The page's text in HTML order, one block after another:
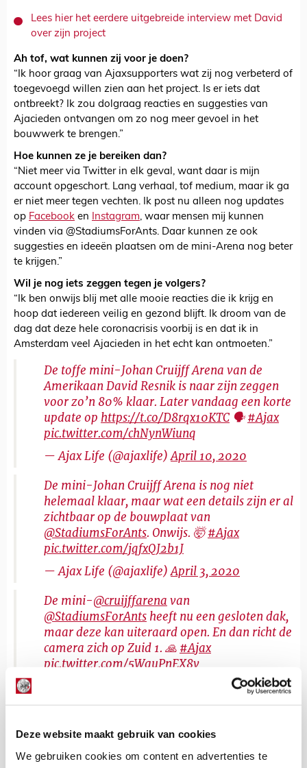
Deze website maakt gebruik van cookies
We gebruiken cookies om content en advertenties te
Lees hier het eerdere uitgebreide interview met David
over zijn project
Ah tof, wat kunnen zij voor je doen?
“Ik hoor graag van Ajaxsupporters wat zij nog verbeterd of
toegevoegd willen zien aan het project. Is er iets dat
ontbreekt? Ik zou dolgraag reacties en suggesties van
Ajacieden ontvangen om zo nog meer gevoel in het
bouwwerk te brengen.”
Hoe kunnen ze je bereiken dan?
“Niet meer via Twitter in elk geval, want daar is mijn
account opgeschort. Lang verhaal, tof medium, maar ik ga
er niet meer tegen vechten. Ik post nu alleen nog updates
op Facebook en Instagram, waar mensen mij kunnen
vinden via @StadiumsForAnts. Daar kunnen ze ook
suggesties en ideeën plaatsen om de mini-Arena nog beter
te krijgen.”
Wil je nog iets zeggen tegen je volgers?
“Ik ben onwijs blij met alle mooie reacties die ik krijg en
hoop dat iedereen veilig en gezond blijft. Ik droom van de
dag dat deze hele coronacrisis voorbij is en dat ik in
Amsterdam veel Ajacieden in het echt kan ontmoeten.”
De toffe mini-Johan Cruijff Arena van de
Amerikaan David Resnik is naar zijn zeggen
voor zo’n 80% klaar. Later vandaag een korte
update op https://t.co/D8rqx10KTC 🗣#Ajax
pic.twitter.com/chNynWiunq
— Ajax Life (@ajaxlife)April 10, 2020
De mini-Johan Cruijff Arena is nog niet
helemaal klaar, maar wat een details zijn er al
zichtbaar op de bouwplaat van
@StadiumsForAnts. Onwijs. 🤯#Ajax
pic.twitter.com/jqfxQJ2b1J
— Ajax Life (@ajaxlife)April 3, 2020
De mini-@cruijffarena van
@StadiumsForAnts heeft nu een gesloten dak,
maar deze kan uiteraard open. En dan richt de
camera zich op Zuid 1. 🙏 #Ajax
pic.twitter.com/5WguPnEX8v
April 3, 2020
Floris Roos